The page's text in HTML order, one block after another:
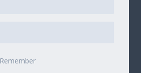
Remember